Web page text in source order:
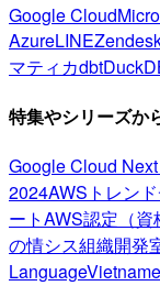
Google Cloud
AzureLINE
マティカdbt
特集やシリーズか
Google Cloud Next
2024AWSトレン
ートAWS認定（資
の情シス組織開発
Language